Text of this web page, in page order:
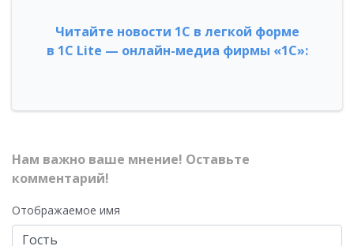
Читайте новости 1С в легкой форме
в 1С Lite — онлайн-медиа фирмы «1С»:
Нам важно ваше мнение! Оставьте
комментарий!
Отображаемое имя